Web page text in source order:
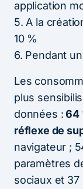
application
5. A la
10 %
6. Pendant
Les
plus
données :64
réflexe de
navigateur ;
paramètres
sociaux et